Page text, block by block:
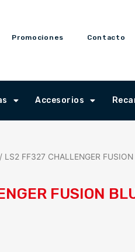
Promociones Contacto
Accesorios
LS2 FF327 CHALLENGER FUSION
FUSION